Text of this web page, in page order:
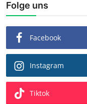
Folge uns
Facebook
Instagram
Tiktok